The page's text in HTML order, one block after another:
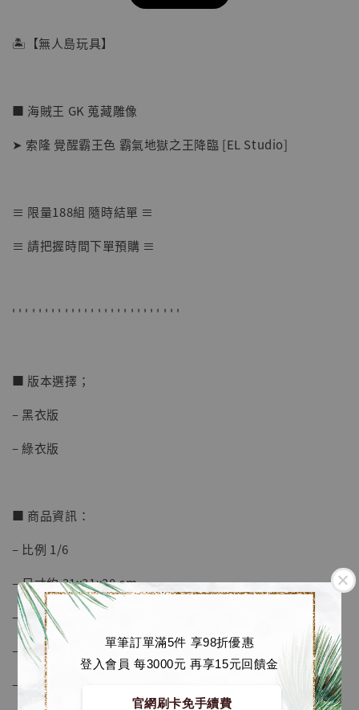
單筆訂單滿5件 享98折優惠
登入會員 每3000元 再享15元回饋金
官網刷卡免手續費
【店內現貨】七龍珠 系列蒐藏雕像 悟空 鳥山
NT$ 5,580
🏝【無人島玩具】
■ 海賊王 GK 蒐藏雕像
➤ 索隆 覺醒霸王色 霸氣地獄之王降臨 [EL Studio]
≡ 限量188組 隨時結單 ≡
≡ 請把握時間下單預購 ≡
' ' ' ' ' ' ' ' ' ' ' ' ' ' ' ' ' ' ' ' ' ' ' ' ' '
■ 版本選擇；
– 黑衣版
– 綠衣版
■ 商品資訊：
– 比例 1/6
– 尺寸約 31x31x30 cm
– 材質為 GK材料
– 刀子為金屬材質
– 附銘牌